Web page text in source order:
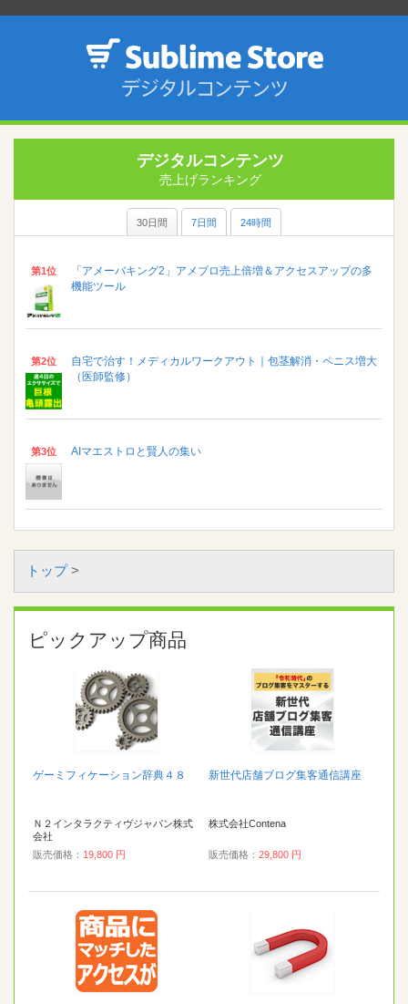
デジタルコンテンツ
売上げランキング
30日間 7日間 24時間
第1位
「アメーバキング2」アメブロ売上倍増＆アクセスアップの多
機能ツール
第2位
自宅で治す！メディカルワークアウト｜包茎解消・ペニス増大
（医師監修）
第3位 AIマエストロと賢人の集い
トップ>
ピックアップ商品
ゲーミフィケーション辞典４８
Ｎ２インタラクティヴジャパン株式
会社
販売価格： 19,800 円
新世代店舗ブログ集客通信講座
株式会社Contena
販売価格： 29,800 円